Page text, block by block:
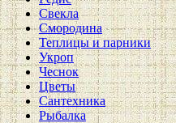
Свекла
Смородина
Теплицы и парники
Укроп
Чеснок
Цветы
Сантехника
Рыбалка